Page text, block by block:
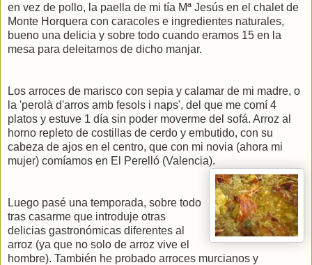
en vez de pollo, la paella de mi tía Mª Jesús en el chalet de
Monte Horquera con caracoles e ingredientes naturales,
bueno una delicia y sobre todo cuando eramos 15 en la
mesa para deleitarnos de dicho manjar.
Los arroces de marisco con sepia y calamar de mi madre, o
la 'perolà d'arros amb fesols i naps', del que me comí 4
platos y estuve 1 día sin poder moverme del sofá. Arroz al
horno repleto de costillas de cerdo y embutido, con su
cabeza de ajos en el centro, que con mi novia (ahora mi
mujer) comíamos en El Perelló (Valencia).
Luego pasé una temporada, sobre todo
tras casarme que introduje otras
delicias gastronómicas diferentes al
arroz (ya que no solo de arroz vive el
hombre). También he probado arroces murcianos y